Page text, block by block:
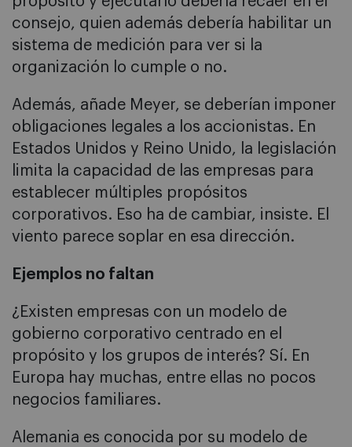
consejo, quien además debería habilitar un
sistema de medición para ver si la
organización lo cumple o no.
Además, añade Meyer, se deberían imponer
obligaciones legales a los accionistas. En
Estados Unidos y Reino Unido, la legislación
limita la capacidad de las empresas para
establecer múltiples propósitos
corporativos. Eso ha de cambiar, insiste. El
viento parece soplar en esa dirección.
Ejemplos no faltan
¿Existen empresas con un modelo de
gobierno corporativo centrado en el
propósito y los grupos de interés? Sí. En
Europa hay muchas, entre ellas no pocos
negocios familiares.
Alemania es conocida por su modelo de